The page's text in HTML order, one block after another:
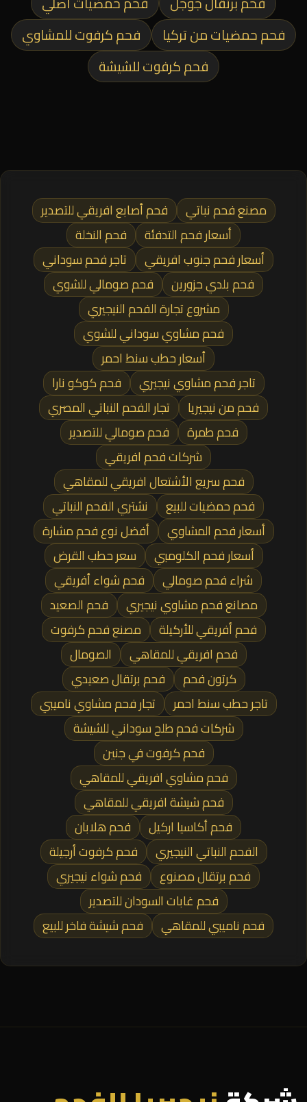
فحم حمضيات من تركيا
فحم كرفوت للمشاوي
فحم كرفوت للشيشة
مصنع فحم نباتي
فحم أصابع افريقي للتصدير
أسعار فحم التدفئة
فحم النخلة
أسعار فحم جنوب افريقي
تاجر فحم سوداني
فحم بلدي جزورين
فحم صومالي للشوي
مشروع تجارة الفحم النيجيري
فحم مشاوي سوداني للشوي
أسعار حطب سنط احمر
تاجر فحم مشاوي نيجيري
فحم كوكو نارا
فحم من نيجيريا
تجار الفحم النباتي المصري
فحم طمرة
فحم صومالي للتصدير
شركات فحم افريقي
فحم سريع الأشتعال افريقي للمقاهي
فحم حمضيات للبيع
نشتري الفحم النباتي
أسعار فحم المشاوي
أفضل نوع فحم مشارة
أسعار فحم الكلومبي
سعر حطب القرض
شراء فحم صومالي
فحم شواء أفريقي
مصانع فحم مشاوي نيجيري
فحم الصعيد
فحم أفريقي للأركيلة
مصنع فحم كرفوت
فحم افريقي للمقاهي
الصومال
كرتون فحم
فحم برتقال صعيدي
تاجر حطب سنط احمر
تجار فحم مشاوي ناميبي
شركات فحم طلح سوداني للشيشة
فحم كرفوت في جنين
فحم مشاوي افريقي للمقاهي
فحم شيشة افريقي للمقاهي
فحم أكاسيا اركيل
فحم هلابان
الفحم النباتي النيجيري
فحم كرفوت أرجيلة
فحم برتقال مصنوع
فحم شواء نيجيري
فحم غابات السودان للتصدير
فحم ناميبي للمقاهي
فحم شيشة فاخر للبيع